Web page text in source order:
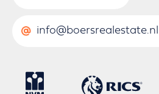
info@boersrealestate.nl